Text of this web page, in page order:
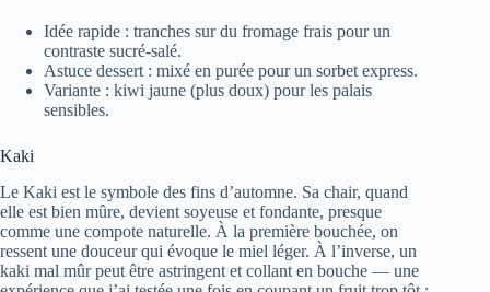
Idée rapide : tranches sur du fromage frais pour un
contraste sucré-salé.
Astuce dessert : mixé en purée pour un sorbet express.
Variante : kiwi jaune (plus doux) pour les palais
sensibles.
Kaki
Le Kaki est le symbole des fins d’automne. Sa chair, quand
elle est bien mûre, devient soyeuse et fondante, presque
comme une compote naturelle. À la première bouchée, on
ressent une douceur qui évoque le miel léger. À l’inverse, un
kaki mal mûr peut être astringent et collant en bouche — une